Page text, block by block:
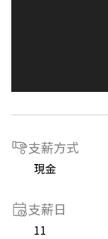
支薪方式
現金
支薪日
11